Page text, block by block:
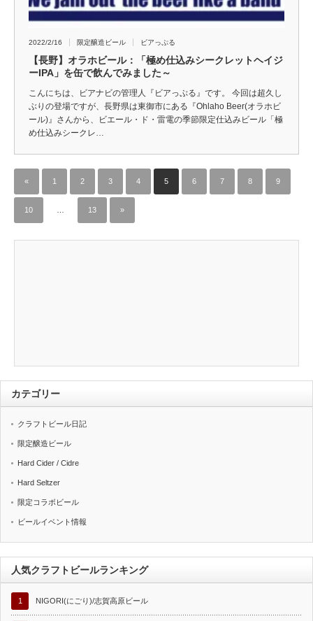
2022/2/16 限定醸造ビール ビアっぷる
【長野】オラホビール：「極め仕込みシークレットヘイジ
ーIPA」を缶で飲んでみました～
こんにちは、ビアナビの管理人『ビアっぷる』です。 今回は超久し
ぶりの登場ですが、長野県は東御市にある『Ohlaho Beer(オラホビ
ール)』さんから、ビエール・ド・雷電の季節限定仕込みビール「極
め仕込みシークレ…
« 1 2 3 4 5 6 7 8 9
10 13 »
カテゴリー
クラフトビール日記
限定醸造ビール
Hard Cider / Cidre
Hard Seltzer
限定コラボビール
ビールイベント情報
人気クラフトビールランキング
1 NIGORI(にごり)/志賀高原ビール